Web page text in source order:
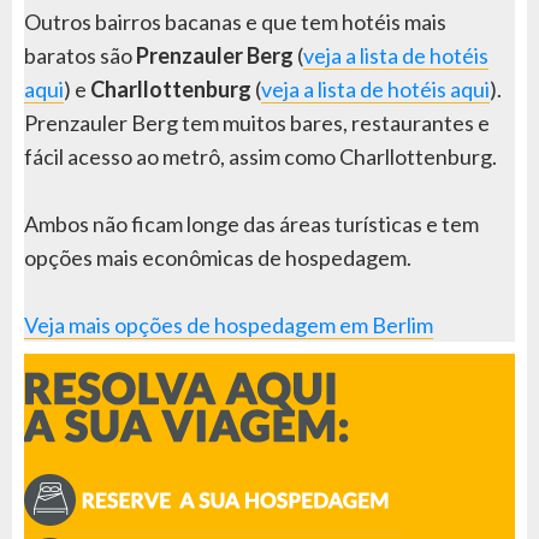
Outros bairros bacanas e que tem hotéis mais
baratos sãoPrenzauler Berg (veja a lista de hotéis
aqui) e Charllottenburg (veja a lista de hotéis aqui).
Prenzauler Berg tem muitos bares, restaurantes e
fácil acesso ao metrô, assim como Charllottenburg.
Ambos não ficam longe das áreas turísticas e tem
opções mais econômicas de hospedagem.
Veja mais opções de hospedagem em Berlim